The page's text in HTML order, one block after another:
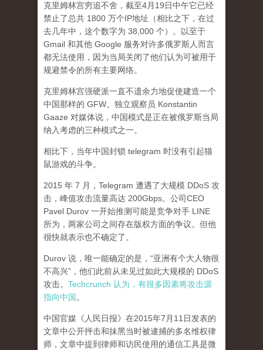
克里姆林宫穷追不舍，截至4月19日中午它已经
禁止了总共 1800 万个IP地址（相比之下，在过
去几年中，这个数字为 38,000 个）。以至于
Gmail 和其他 Google 服务对许多俄罗斯人而言
都无法使用，因为当局关闭了他们认为可被用于
规避禁令的所有主要网络。
克里姆林宫强硬派一直不遗余力地促使建造一个
中国那样的 GFW。独立观察员 Konstantin
Gaaze 对媒体说，中国模式是正在被俄罗斯当局
纳入考虑的三种模式之一。
相比下，当年中国封锁 telegram 时没有引起猫
鼠游戏的斗争。
2015 年 7 月，Telegram 遭遇了大规模 DDoS 攻
击，峰值攻击流量高达 200Gbps。公司CEO
Pavel Durov 一开始推测可能是竞争对手 LINE
所为，两家公司之间存在版权方面的争议。但他
很快就表示也不确定了。
Durov 说，唯一能确定的是，“亚洲有个大人物很
不高兴”，他们此前从未见过如此大规模的 DDoS
攻击。 Techcrunch 认为，有很多因素将攻击源
指向中国 。
中国官媒《人民日报》在2015年7月11日发表的
文章中公开抨击和抹黑当时被逮捕的多名维权律
师，文章中提到律师和访民使用的通信工具是微